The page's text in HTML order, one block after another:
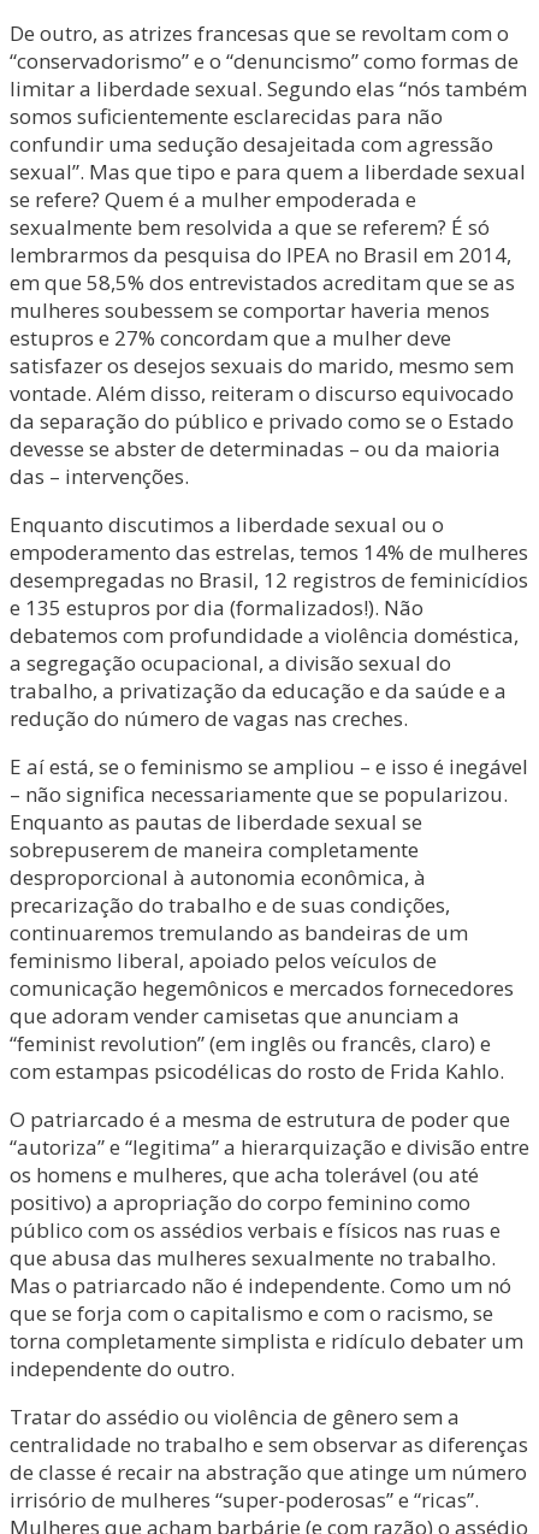
De outro, as atrizes francesas que se revoltam com o
“conservadorismo” e o “denuncismo” como formas de
limitar a liberdade sexual. Segundo elas “nós também
somos suficientemente esclarecidas para não
confundir uma sedução desajeitada com agressão
sexual”. Mas que tipo e para quem a liberdade sexual
se refere? Quem é a mulher empoderada e
sexualmente bem resolvida a que se referem? É só
lembrarmos da pesquisa do IPEA no Brasil em 2014,
em que 58,5% dos entrevistados acreditam que se as
mulheres soubessem se comportar haveria menos
estupros e 27% concordam que a mulher deve
satisfazer os desejos sexuais do marido, mesmo sem
vontade. Além disso, reiteram o discurso equivocado
da separação do público e privado como se o Estado
devesse se abster de determinadas – ou da maioria
das – intervenções.
Enquanto discutimos a liberdade sexual ou o
empoderamento das estrelas, temos 14% de mulheres
desempregadas no Brasil, 12 registros de feminicídios
e 135 estupros por dia (formalizados!). Não
debatemos com profundidade a violência doméstica,
a segregação ocupacional, a divisão sexual do
trabalho, a privatização da educação e da saúde e a
redução do número de vagas nas creches.
E aí está, se o feminismo se ampliou – e isso é inegável
– não significa necessariamente que se popularizou.
Enquanto as pautas de liberdade sexual se
sobrepuserem de maneira completamente
desproporcional à autonomia econômica, à
precarização do trabalho e de suas condições,
continuaremos tremulando as bandeiras de um
feminismo liberal, apoiado pelos veículos de
comunicação hegemônicos e mercados fornecedores
que adoram vender camisetas que anunciam a
“feminist revolution” (em inglês ou francês, claro) e
com estampas psicodélicas do rosto de Frida Kahlo.
O patriarcado é a mesma de estrutura de poder que
“autoriza” e “legitima” a hierarquização e divisão entre
os homens e mulheres, que acha tolerável (ou até
positivo) a apropriação do corpo feminino como
público com os assédios verbais e físicos nas ruas e
que abusa das mulheres sexualmente no trabalho.
Mas o patriarcado não é independente. Como um nó
que se forja com o capitalismo e com o racismo, se
torna completamente simplista e ridículo debater um
independente do outro.
Tratar do assédio ou violência de gênero sem a
centralidade no trabalho e sem observar as diferenças
de classe é recair na abstração que atinge um número
irrisório de mulheres “super-poderosas” e “ricas”.
Mulheres que acham barbárie (e com razão) o assédio